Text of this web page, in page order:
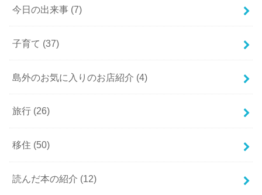
今日の出来事 (7)
子育て (37)
島外のお気に入りのお店紹介 (4)
旅行 (26)
移住 (50)
読んだ本の紹介 (12)